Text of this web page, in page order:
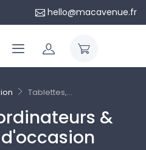
hello@macavenue.fr
Tablettes,...
&